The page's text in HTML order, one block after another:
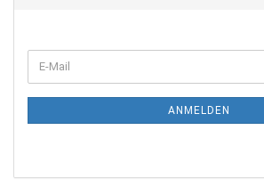
ZUR
E-
Mail
ANMELDEN